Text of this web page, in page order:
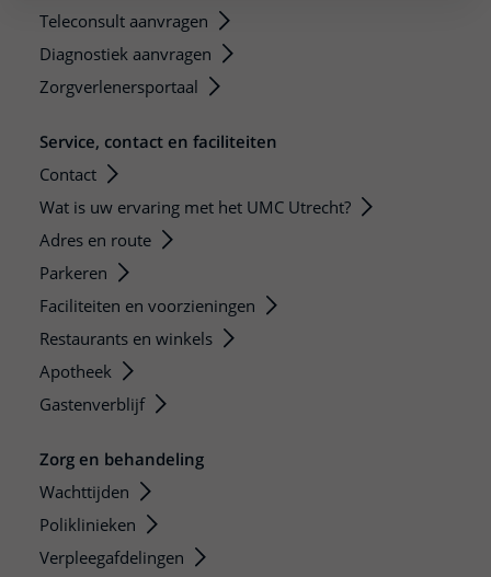
Teleconsult aanvragen
Diagnostiek aanvragen
Zorgverlenersportaal
Service, contact en faciliteiten
Contact
Wat is uw ervaring met het UMC Utrecht?
Adres en route
Parkeren
Faciliteiten en voorzieningen
Restaurants en winkels
Apotheek
Gastenverblijf
Zorg en behandeling
Wachttijden
Poliklinieken
Verpleegafdelingen